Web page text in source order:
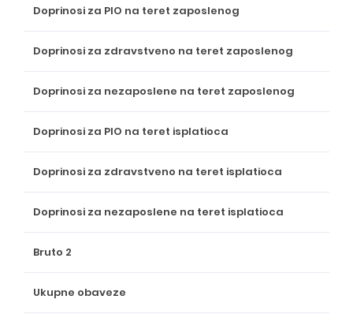
Doprinosi za PIO na teret zaposlenog
Doprinosi za zdravstveno na teret zaposlenog
Doprinosi za nezaposlene na teret zaposlenog
Doprinosi za PIO na teret isplatioca
Doprinosi za zdravstveno na teret isplatioca
Doprinosi za nezaposlene na teret isplatioca
Bruto 2
Ukupne obaveze